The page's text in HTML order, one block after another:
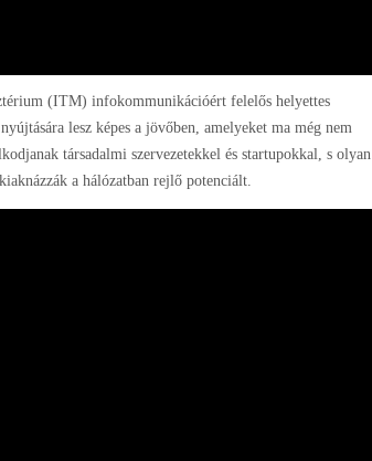
(ITM) infokommunikációért felelős helyettes
lesz képes a jövőben, amelyeket ma még nem
társadalmi szervezetekkel és startupokkal, s olyan
a hálózatban rejlő potenciált.